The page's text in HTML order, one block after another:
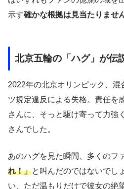
示す確かな根拠は見当たりませ
北京五輪の「ハグ」が伝
2022年の北京オリンピック、混
ツ規定違反による失格。責任を
さんに、そっと駆け寄って力強
さんでした。
あのハグを見た瞬間、多くのフ
れ！」と叫んだのではないでし
い、ただ温もりだけで彼女の絶